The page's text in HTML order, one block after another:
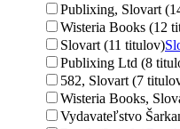
Publixing, Slovart
Wisteria Books (12
Slovart (11 titulov)
Publixing Ltd (8
582, Slovart (7
Wisteria Books,
Vydavateľstvo